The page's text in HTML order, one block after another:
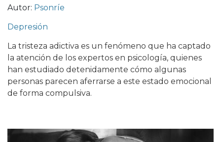
Autor: Psonríe
Depresión
La tristeza adictiva es un fenómeno que ha captado
la atención de los expertos en psicología, quienes
han estudiado detenidamente cómo algunas
personas parecen aferrarse a este estado emocional
de forma compulsiva.